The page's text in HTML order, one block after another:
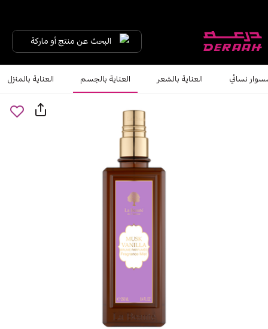
البحث عن منتج أو ماركة
نسائي العناية بالشعر العناية بالجسم العناية بالمنزل